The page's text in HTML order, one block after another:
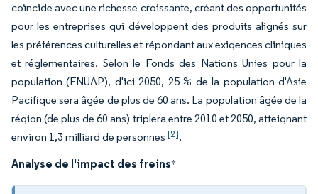
coïncide avec une richesse croissante, créant des opportunités
pour les entreprises qui développent des produits alignés sur
les préférences culturelles et répondant aux exigences cliniques
et réglementaires. Selon le Fonds des Nations Unies pour la
population (FNUAP), d'ici 2050, 25 % de la population d'Asie
Pacifique sera âgée de plus de 60 ans. La population âgée de la
région (de plus de 60 ans) triplera entre 2010 et 2050, atteignant
environ 1,3 milliard de personnes [2].
Analyse de l'impact des freins*